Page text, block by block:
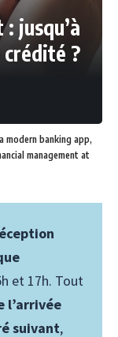
jusqu’à
?
modern banking app,
management at
et 17h. Tout
l’arrivée
suivant,